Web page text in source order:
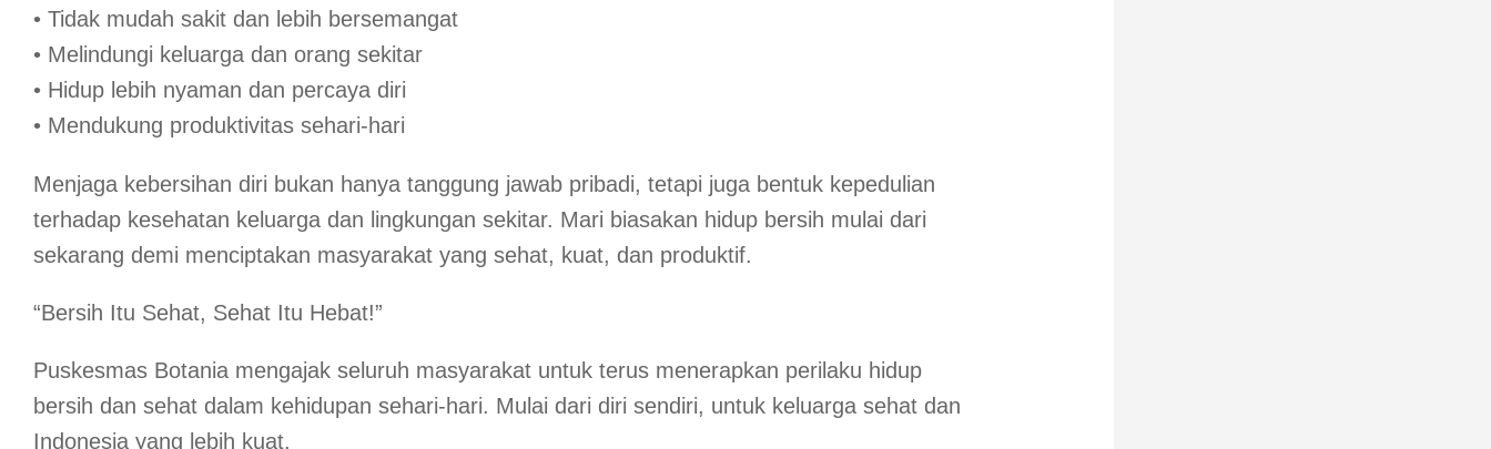
• Tidak mudah sakit dan lebih bersemangat
• Melindungi keluarga dan orang sekitar
• Hidup lebih nyaman dan percaya diri
• Mendukung produktivitas sehari-hari
Menjaga kebersihan diri bukan hanya tanggung jawab pribadi, tetapi juga bentuk kepedulian
terhadap kesehatan keluarga dan lingkungan sekitar. Mari biasakan hidup bersih mulai dari
sekarang demi menciptakan masyarakat yang sehat, kuat, dan produktif.
“Bersih Itu Sehat, Sehat Itu Hebat!”
Puskesmas Botania mengajak seluruh masyarakat untuk terus menerapkan perilaku hidup
bersih dan sehat dalam kehidupan sehari-hari. Mulai dari diri sendiri, untuk keluarga sehat dan
Indonesia yang lebih kuat.